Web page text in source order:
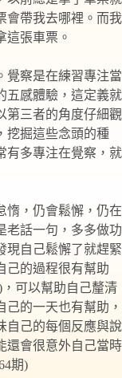
會帶我去哪裡。而我
這張車票。
覺察是在練習專注當
五感體驗，這定義就
第三者的角度仔細觀
挖掘這些念頭的種
有多專注在覺察，就
惰，仍會鬆懈，仍在
老話一句，多多做功
現自己鬆懈了就趕緊
己的過程很有幫助
可以幫助自己釐清
的一天也有幫助，
自己的每個反應與說
還會很意外自己當時
期)